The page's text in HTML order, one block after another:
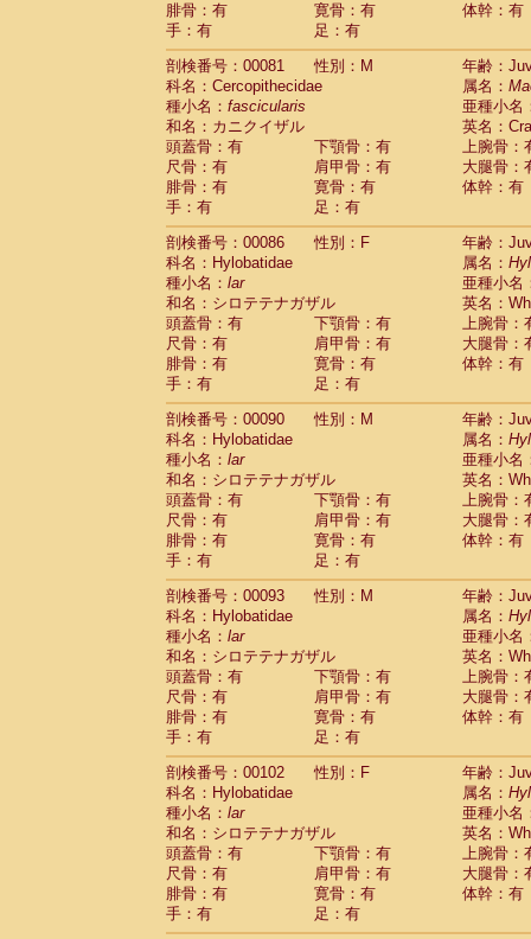
腓骨：有
寛骨：有
体幹：有
手：有
足：有
剖検番号：00081
性別：M
年齢：
科名：Cercopithecidae
属名：
種小名： fascicularis
亜種小名
和名：カニクイザル
英名：
頭蓋骨：有
下顎骨：有
上腕骨：
尺骨：有
肩甲骨：有
大腿骨：
腓骨：有
寛骨：有
体幹：有
手：有
足：有
剖検番号：00086
性別：F
年齢：
科名：Hylobatidae
属名：
種小名： lar
亜種小名
和名：シロテテナガザル
英名：
頭蓋骨：有
下顎骨：有
上腕骨：
尺骨：有
肩甲骨：有
大腿骨：
腓骨：有
寛骨：有
体幹：有
手：有
足：有
剖検番号：00090
性別：M
年齢：
科名：Hylobatidae
属名：
種小名： lar
亜種小名
和名：シロテテナガザル
英名：
頭蓋骨：有
下顎骨：有
上腕骨：
尺骨：有
肩甲骨：有
大腿骨：
腓骨：有
寛骨：有
体幹：有
手：有
足：有
剖検番号：00093
性別：M
年齢：
科名：Hylobatidae
属名：
種小名： lar
亜種小名
和名：シロテテナガザル
英名：
頭蓋骨：有
下顎骨：有
上腕骨：
尺骨：有
肩甲骨：有
大腿骨：
腓骨：有
寛骨：有
体幹：有
手：有
足：有
剖検番号：00102
性別：F
年齢：
科名：Hylobatidae
属名：
種小名： lar
亜種小名
和名：シロテテナガザル
英名：
頭蓋骨：有
下顎骨：有
上腕骨：
尺骨：有
肩甲骨：有
大腿骨：
腓骨：有
寛骨：有
体幹：有
手：有
足：有